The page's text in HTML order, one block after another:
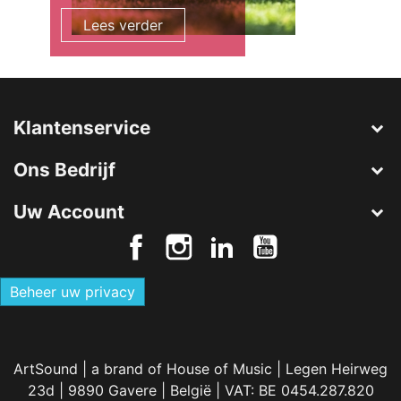
Lees verder
Klantenservice
Ons Bedrijf
Uw Account
Beheer uw privacy
ArtSound | a brand of House of Music | Legen Heirweg
23d | 9890 Gavere | België | VAT: BE 0454.287.820